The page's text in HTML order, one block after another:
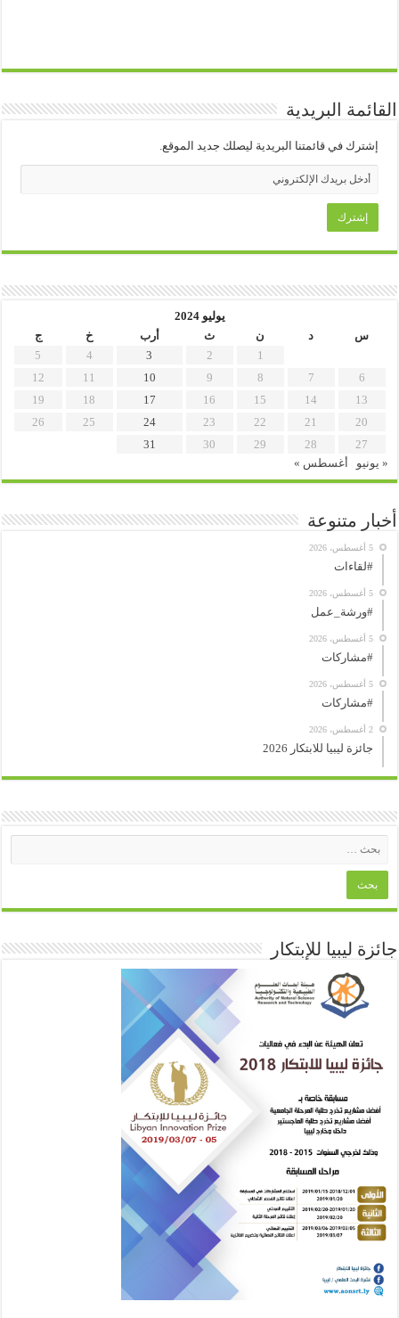
القائمة البريدية
إشترك في قائمتنا البريدية ليصلك جديد الموقع.
يوليو 2024
س
د ن ث أرب خ
ج
1
2
3
4
5
6
7
8
9
10
11
12
13
14
15
16
17
18
19
20
21
22
23
24
25
26
27
28
29
30
31
« يونيو
أغسطس »
أخبار متنوعة
5 أغسطس، 2026
#لقاءات
5 أغسطس، 2026
#ورشة_عمل
5 أغسطس، 2026
#مشاركات
5 أغسطس، 2026
#مشاركات
2 أغسطس، 2026
جائزة ليبيا للابتكار 2026
جائزة ليبيا للإبتكار